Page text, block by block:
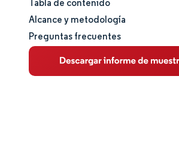
Tamaño y cuota de mercado
Análisis de mercado
Tendencias e ideas
Tabla de contenido
Alcance y metodología
Preguntas frecuentes